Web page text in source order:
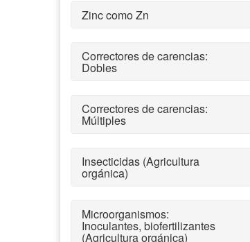
Zinc como Zn
Correctores de carencias:
Dobles
Correctores de carencias:
Múltiples
Insecticidas (Agricultura
orgánica)
Microorganismos:
Inoculantes, biofertilizantes
(Agricultura orgánica)